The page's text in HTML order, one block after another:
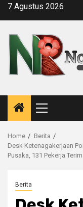
Skip7 Agustus 2026
Primary
Menu
Home
Berita
Desk Ketenagakerjaan
Pusaka, 131 Pekerja
Berita